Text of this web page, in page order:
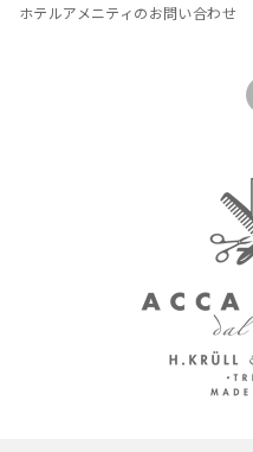
ホテルアメニティのお問い合わせ